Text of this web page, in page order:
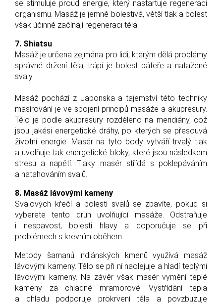
se stimuluje proud energie, který nastartuje regeneraci
organismu. Masáž je jemně bolestivá, větší tlak a bolest
však účinně začínají regeneraci těla.
7. Shiatsu
Masáž je určena zejména pro lidi, kterým dělá problémy
správné držení těla, trápí je bolest páteře a natažené
svaly.
Masáž pochází z Japonska a tajemství této techniky
masírování je ve spojení principů masáže a akupresury.
Tělo je podle akupresury rozděleno na meridiány, což
jsou jakési energetické dráhy, po kterých se přesouvá
životní energie. Masér na tyto body vytváří trvalý tlak
a uvolňuje tak energetické bloky, které jsou následkem
stresu a napětí. Tlaky masér střídá s poklepáváním
a natahováním svalů.
8. Masáž lávovými kameny
Svalových křečí a bolestí svalů se zbavíte, pokud si
vyberete tento druh uvolňující masáže. Odstraňuje
i nespavost, bolesti hlavy a doporučuje se při
problémech s krevním oběhem.
Metody šamanů indiánských kmenů využívá masáž
lávovými kameny. Tělo se při ní naolejuje a hladí teplými
lávovými kameny. Na závěr však masér vymění teplé
kameny za chladné mramorové. Vystřídání tepla
a chladu podporuje prokrvení těla a povzbuzuje